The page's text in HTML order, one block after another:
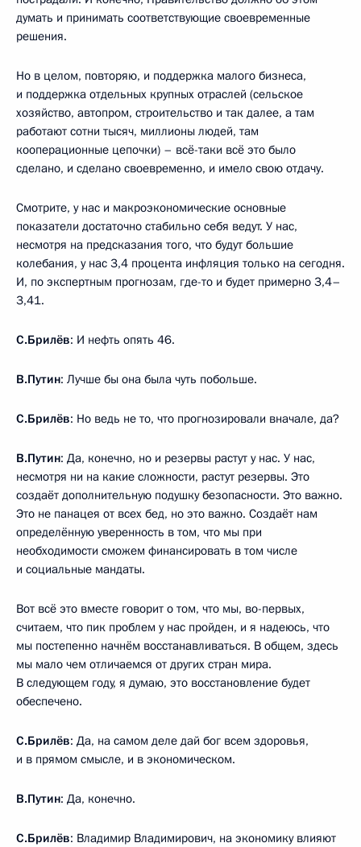
думать и принимать соответствующие своевременные
решения.
Но в целом, повторяю, и поддержка малого бизнеса,
и поддержка отдельных крупных отраслей (сельское
хозяйство, автопром, строительство и так далее, а там
работают сотни тысяч, миллионы людей, там
кооперационные цепочки) – всё-таки всё это было
сделано, и сделано своевременно, и имело свою отдачу.
Смотрите, у нас и макроэкономические основные
показатели достаточно стабильно себя ведут. У нас,
несмотря на предсказания того, что будут большие
колебания, у нас 3,4 процента инфляция только на сегодня.
И, по экспертным прогнозам, где-то и будет примерно 3,4–
3,41.
С.Брилёв: И нефть опять 46.
В.Путин: Лучше бы она была чуть побольше.
С.Брилёв: Но ведь не то, что прогнозировали вначале, да?
В.Путин: Да, конечно, но и резервы растут у нас. У нас,
несмотря ни на какие сложности, растут резервы. Это
создаёт дополнительную подушку безопасности. Это важно.
Это не панацея от всех бед, но это важно. Создаёт нам
определённую уверенность в том, что мы при
необходимости сможем финансировать в том числе
и социальные мандаты.
Вот всё это вместе говорит о том, что мы, во-первых,
считаем, что пик проблем у нас пройден, и я надеюсь, что
мы постепенно начнём восстанавливаться. В общем, здесь
мы мало чем отличаемся от других стран мира.
В следующем году, я думаю, это восстановление будет
обеспечено.
С.Брилёв: Да, на самом деле дай бог всем здоровья,
и в прямом смысле, и в экономическом.
В.Путин: Да, конечно.
С.Брилёв: Владимир Владимирович, на экономику влияют